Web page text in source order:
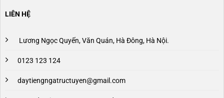
LIÊN HỆ
Lương Ngọc Quyến, Văn Quán, Hà Đông, Hà Nội.
0123 123 124
daytiengngatructuyen@gmail.com